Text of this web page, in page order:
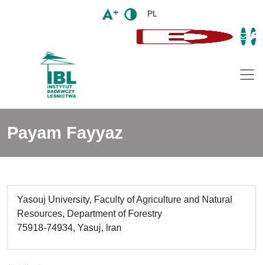
PL
Payam Fayyaz
Yasouj University, Faculty of Agriculture and Natural
Resources, Department of Forestry
75918-74934, Yasuj, Iran